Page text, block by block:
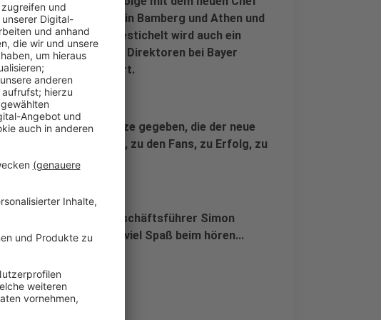
Niederlagen in Bamberg und Athen und
persönlich und gestichelt wird auch ein
viele Jahre einer der Direktoren bei Bayer
FC Köln sympathisiert.
ein paar halbe Sätze gegeben, die der neue
Zu den Baskets, zu den Fans, zu Erfolg, zu
neuen Baskets Geschäftsführer Simon
Klickt Euch rein und viel Spaß beim hören...